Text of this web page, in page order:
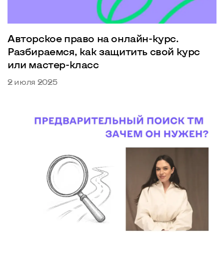
Авторское право на онлайн-курс.
Разбираемся, как защитить свой курс
или мастер-класс
2 июля 2025